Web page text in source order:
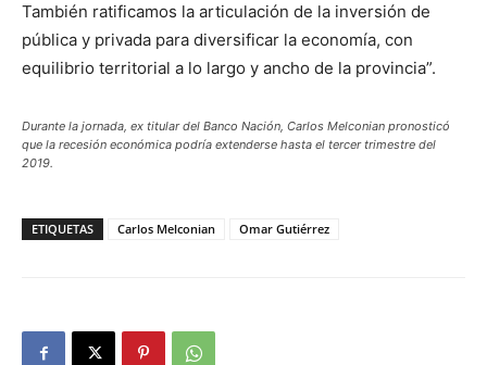
También ratificamos la articulación de la inversión de
pública y privada para diversificar la economía, con
equilibrio territorial a lo largo y ancho de la provincia”.
Durante la jornada, ex titular del Banco Nación, Carlos Melconian pronosticó
que la recesión económica podría extenderse hasta el tercer trimestre del
2019.
ETIQUETAS Carlos Melconian Omar Gutiérrez